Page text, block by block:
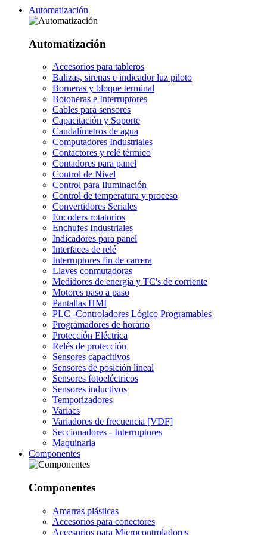
Automatización
Automatización
Accesorios para tableros
Balizas, sirenas e indicador luz piloto
Borneras y bloque terminal
Botoneras e Interruptores
Cables para sensores
Capacitación y Soporte
Caudalímetros de agua
Computadores Industriales
Contactores y relé térmico
Contadores para panel
Control de Nivel
Control para Iluminación
Control de temperatura y proceso
Convertidores Seriales
Encoders rotatorios
Enchufes Industriales
Indicadores para panel
Interfaces de relé
Interruptores fin de carrera
Llaves conmutadoras
Medidores de energía y TC's de corriente
Motores paso a paso
Pantallas HMI
PLC -Controladores Lógico Programables
Programadores de horario
Protección Eléctrica
Relés de protección
Sensores capacitivos
Sensores de posición lineal
Sensores fotoeléctricos
Sensores inductivos
Temporizadores
Variacs
Variadores de frecuencia [VDF]
Seccionadores - Interruptores
Maquinaria
Componentes
Componentes
Amarras plásticas
Accesorios para conectores
Accesorios para Microcontroladores